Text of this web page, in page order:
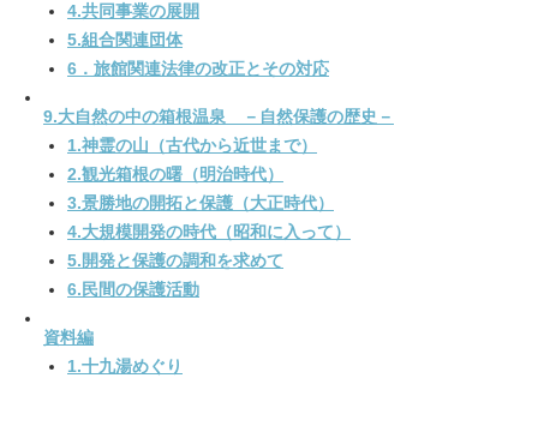
4.共同事業の展開
5.組合関連団体
6．旅館関連法律の改正とその対応
9.大自然の中の箱根温泉 －自然保護の歴史－
1.神霊の山（古代から近世まで）
2.観光箱根の曙（明治時代）
3.景勝地の開拓と保護（大正時代）
4.大規模開発の時代（昭和に入って）
5.開発と保護の調和を求めて
6.民間の保護活動
資料編
1.十九湯めぐり